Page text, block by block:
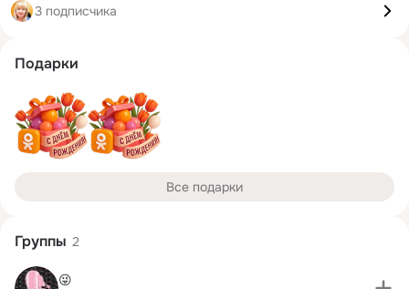
3 подписчика
Подарки
Все подарки
Группы 2
😜